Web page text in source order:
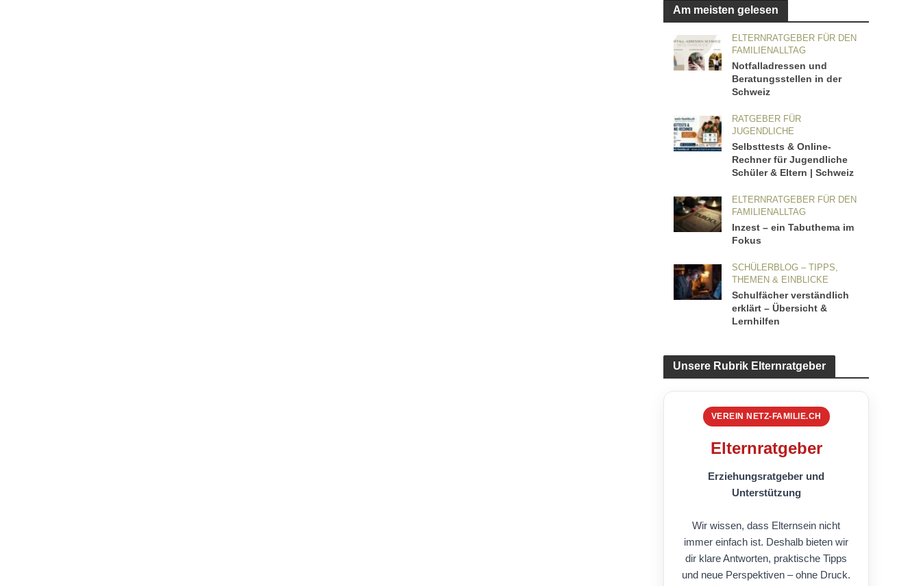
Am meisten gelesen
ELTERNRATGEBER FÜR DEN
FAMILIENALLTAG
Notfalladressen und
Beratungsstellen in der
Schweiz
RATGEBER FÜR
JUGENDLICHE
Selbsttests & Online-
Rechner für Jugendliche
Schüler & Eltern | Schweiz
ELTERNRATGEBER FÜR DEN
FAMILIENALLTAG
Inzest – ein Tabuthema im
Fokus
SCHÜLERBLOG – TIPPS,
THEMEN & EINBLICKE
Schulfächer verständlich
erklärt – Übersicht &
Lernhilfen
Unsere Rubrik Elternratgeber
VEREIN NETZ-FAMILIE.CH
Elternratgeber
Erziehungsratgeber und
Unterstützung
Wir wissen, dass Elternsein nicht
immer einfach ist. Deshalb bieten wir
dir klare Antworten, praktische Tipps
und neue Perspektiven – ohne Druck.